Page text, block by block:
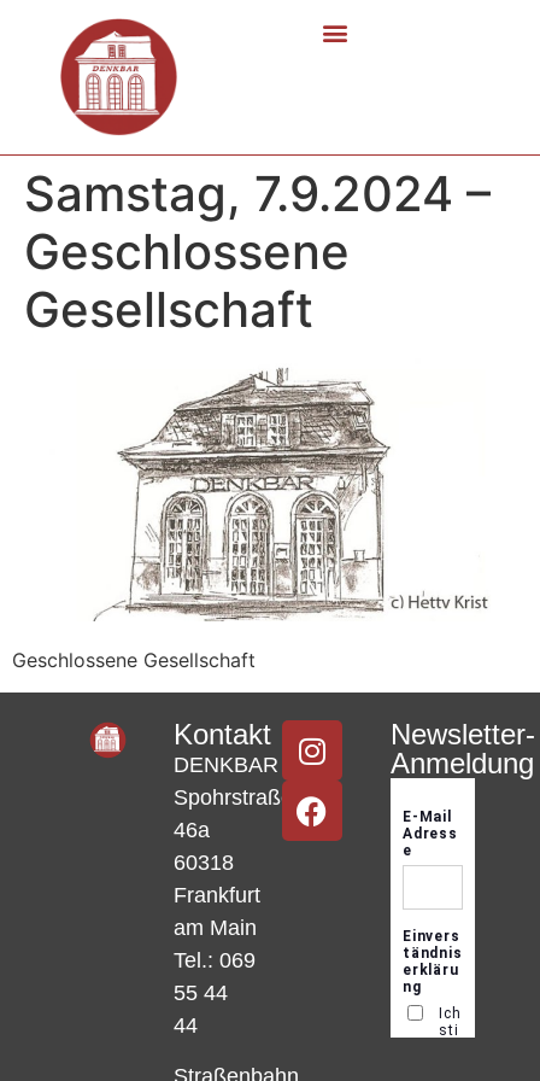
Samstag, 7.9.2024 –
Geschlossene
Gesellschaft
Geschlossene Gesellschaft
Kontakt
DENKBAR
Spohrstraße
46a
60318
Frankfurt
am Main
Tel.: 069
55 44
44
Straßenbahn
Newsletter-
Anmeldung